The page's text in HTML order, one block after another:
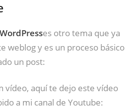
es otro tema que ya
weblog y es un proceso básico
un post:
vídeo, aquí te dejo este vídeo
a mi canal de Youtube: